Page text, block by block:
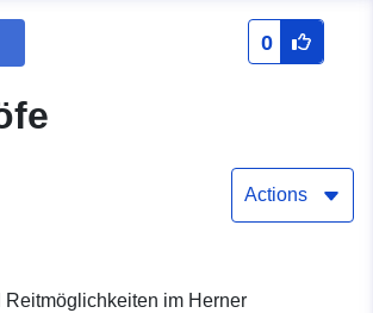
0
Actions
Reitmöglichkeiten im Herner